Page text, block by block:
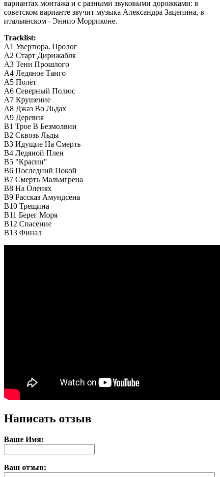
вариантах монтажа и с разными звуковыми дорожками: в
советском варианте звучит музыка Александра Зацепина, в
итальянском - Эннио Морриконе.
Tracklist:
A1 Увертюра. Пролог
A2 Старт Дирижабля
A3 Тени Прошлого
A4 Ледяное Танго
A5 Полёт
A6 Северный Полюс
A7 Крушение
A8 Джаз Во Льдах
A9 Деревня
B1 Трое В Безмолвии
B2 Сквозь Льды
B3 Идущие На Смерть
B4 Ледяной Плен
B5 "Красин"
B6 Последний Покой
B7 Смерть Мальмгрена
B8 На Оленях
B9 Рассказ Амундсена
B10 Трещина
B11 Берег Моря
B12 Спасение
B13 Финал
Написать отзыв
Ваше Имя:
Ваш отзыв: